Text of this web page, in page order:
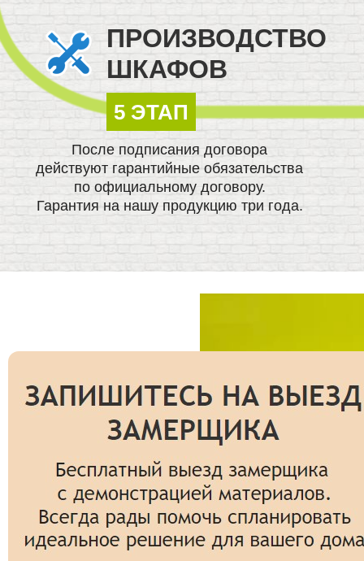
После подписания договора
действуют гарантийные обязательства
по официальному договору.
Гарантия на нашу продукцию три года.
ПРОИЗВОДСТВО
ШКАФОВ
5 ЭТАП